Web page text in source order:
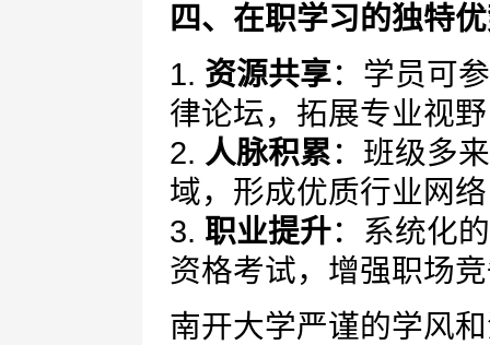
四、在职学习的独特
1. 资源共享：学员可
律论坛，拓展专业视
2. 人脉积累：班级多
域，形成优质行业网
3. 职业提升：系统化
资格考试，增强职场
南开大学严谨的学风